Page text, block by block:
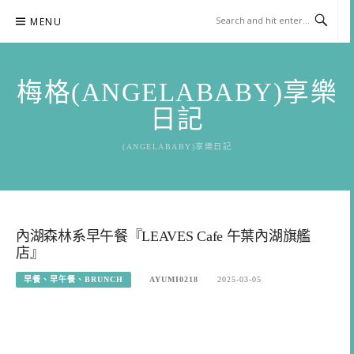
content
MENU
梅格(ANGELABABY)享樂
日記
(ANGELABABY)享樂日記
內湖森林系早午餐『LEAVES Cafe 午葉內湖旗艦
店』
早餐、早午餐、BRUNCH AYUMI0218 2025-03-05